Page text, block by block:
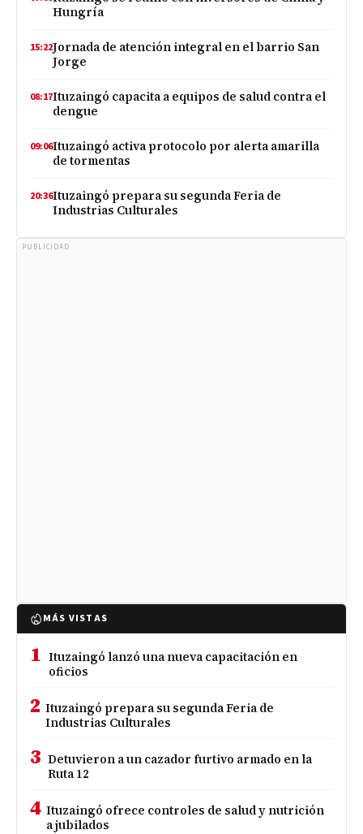
Hungría
15:22Jornada de atención integral en el barrio San
Jorge
08:17Ituzaingó capacita a equipos de salud contra el
dengue
09:06Ituzaingó activa protocolo por alerta amarilla
de tormentas
20:36Ituzaingó prepara su segunda Feria de
Industrias Culturales
PUBLICIDAD
MÁS VISTAS
1 Ituzaingó lanzó una nueva capacitación en
oficios
2 Ituzaingó prepara su segunda Feria de
Industrias Culturales
3 Detuvieron a un cazador furtivo armado en la
Ruta 12
4 Ituzaingó ofrece controles de salud y nutrición
a jubilados